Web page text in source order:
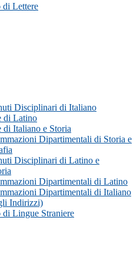
di Lettere
Disciplinari di Italiano
di Latino
di Italiano e Storia
Dipartimentali di Storia e
Disciplinari di Latino e
Dipartimentali di Latino
Dipartimentali di Italiano
Indirizzi)
Lingue Straniere